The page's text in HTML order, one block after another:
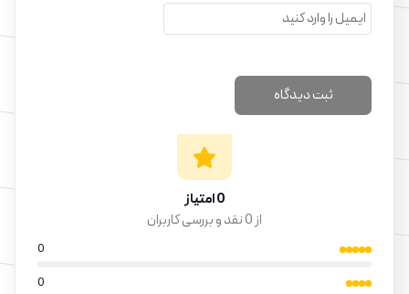
0 امتیاز
از 0 نقد و بررسی کاربران
0
0